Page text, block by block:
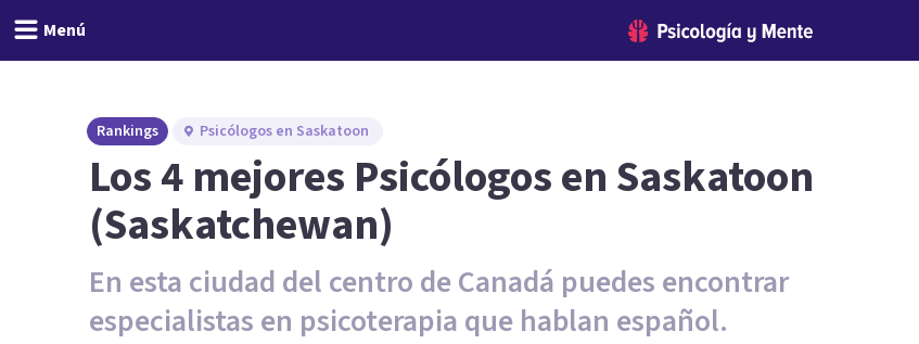
Menú
Rankings Psicólogos en Saskatoon
Los 4 mejores Psicólogos en Saskatoon
(Saskatchewan)
En esta ciudad del centro de Canadá puedes encontrar
especialistas en psicoterapia que hablan español.